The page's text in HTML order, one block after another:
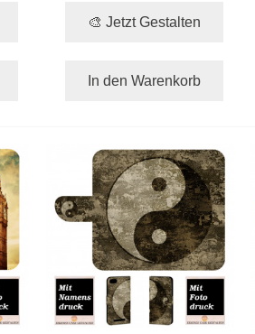
🎨 Jetzt Gestalten
In den Warenkorb